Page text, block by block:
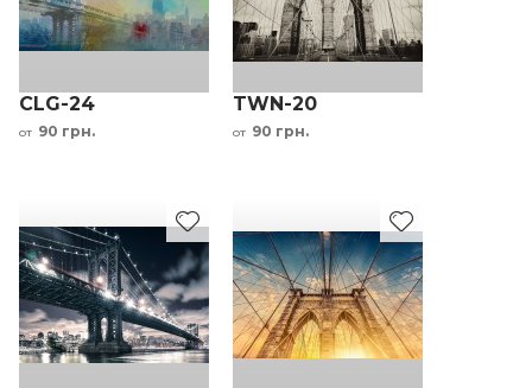
CLG-24
от 90 грн.
TWN-20
от 90 грн.